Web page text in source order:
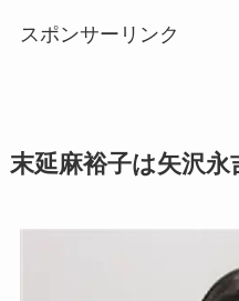
スポンサーリンク
末延麻裕子は矢沢永